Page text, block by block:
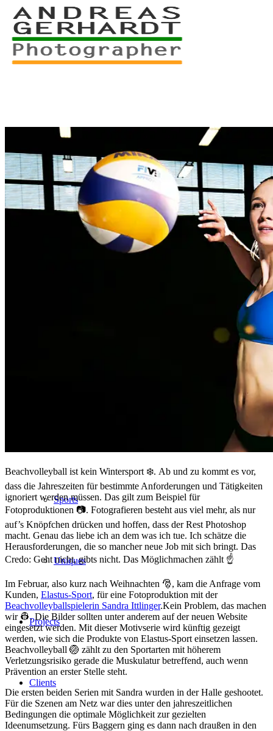
+49 761 – 557 567 3
myStory
Sports
Uniques
Projects
Clients
Beachvolleyball ist kein Wintersport ❄️. Ab und zu kommt es vor,
dass die Jahreszeiten für bestimmte Anforderungen und Tätigkeiten
ignoriert werden müssen. Das gilt zum Beispiel für
Fotoproduktionen 📷. Fotografieren besteht aus viel mehr, als nur
auf’s Knöpfchen drücken und hoffen, dass der Rest Photoshop
macht. Genau das liebe ich an dem was ich tue. Ich schätze die
Herausforderungen, die so mancher neue Job mit sich bringt. Das
Credo: Geht nicht, gibts nicht. Das Möglichmachen zählt ☝️
Im Februar, also kurz nach Weihnachten 🎅, kam die Anfrage vom
Kunden, Elastus-Sport, für eine Fotoproduktion mit der
Beachvolleyballspielerin Sandra Ittlinger.Kein Problem, das machen
wir 👷. Die Bilder sollten unter anderem auf der neuen Website
eingesetzt werden. Mit dieser Motivserie wird künftig gezeigt
werden, wie sich die Produkte von Elastus-Sport einsetzen lassen.
Beachvolleyball 🏐 zählt zu den Sportarten mit höherem
Verletzungsrisiko gerade die Muskulatur betreffend, auch wenn
Prävention an erster Stelle steht.
Die ersten beiden Serien mit Sandra wurden in der Halle geshootet.
Für die Szenen am Netz war dies unter den jahreszeitlichen
Bedingungen die optimale Möglichkeit zur gezielten
Ideenumsetzung. Fürs Baggern ging es dann nach draußen in den